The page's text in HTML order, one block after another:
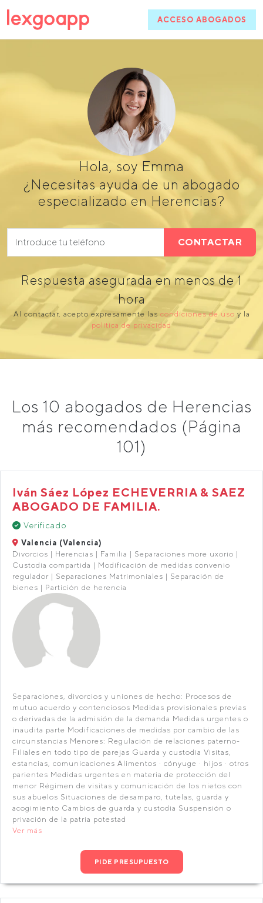
ACCESO ABOGADOS
Hola, soy Emma
¿Necesitas ayuda de un abogado
especializado en Herencias?
CONTACTAR
Respuesta asegurada en menos de 1
hora
Al contactar, acepto expresamente las condiciones de uso y la
política de privacidad
Los 10 abogados de Herencias
más recomendados (Página
101)
Iván Sáez López ECHEVERRIA & SAEZ
ABOGADO DE FAMILIA.
Verificado
Valencia (Valencia)
Divorcios | Herencias | Familia | Separaciones more uxorio |
Custodia compartida | Modificación de medidas convenio
regulador | Separaciones Matrimoniales | Separación de
bienes | Partición de herencia
Separaciones, divorcios y uniones de hecho: Procesos de
mutuo acuerdo y contenciosos Medidas provisionales previas
o derivadas de la admisión de la demanda Medidas urgentes o
inaudita parte Modificaciones de medidas por cambio de las
circunstancias Menores: Regulación de relaciones paterno-
Filiales en todo tipo de parejas Guarda y custodia Visitas,
estancias, comunicaciones Alimentos · cónyuge · hijos · otros
parientes Medidas urgentes en materia de protección del
menor Régimen de visitas y comunicación de los nietos con
sus abuelos Situaciones de desamparo, tutelas, guarda y
acogimiento Cambios de guarda y custodia Suspensión o
privación de la patria potestad
Ver más
PIDE PRESUPUESTO